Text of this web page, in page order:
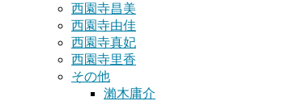
西園寺昌美
西園寺由佳
西園寺真妃
西園寺里香
その他
瀨木庸介